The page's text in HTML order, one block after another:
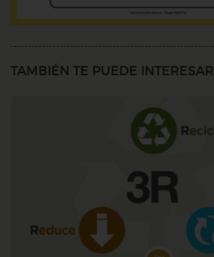
TAMBIÉN TE PUEDE INTERESAR